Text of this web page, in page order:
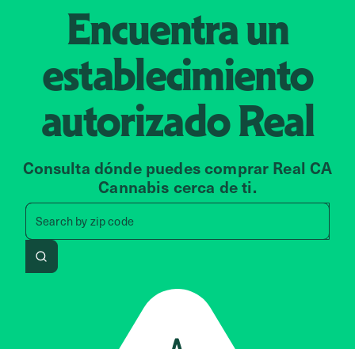
Encuentra un
establecimiento
autorizadoReal
Consulta dónde puedes comprar Real CA
Cannabis cerca de ti.
Search byzip code
Search by zip code, address,
Search